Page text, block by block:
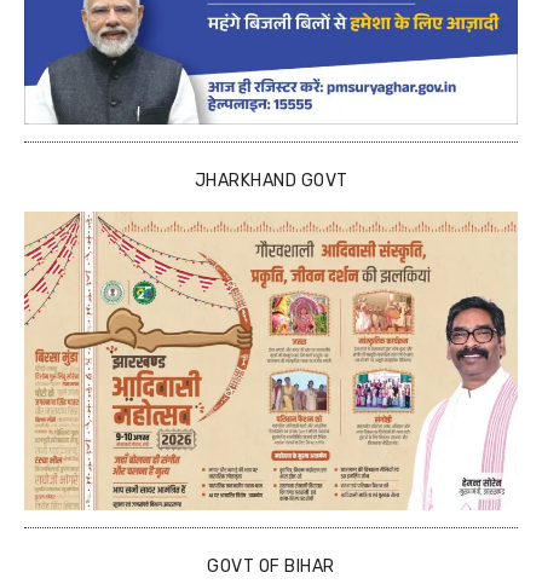
JHARKHAND GOVT
GOVT OF BIHAR